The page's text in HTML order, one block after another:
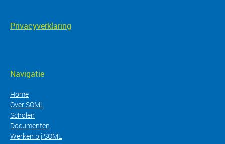
Privacyverklaring
Navigatie
Home
Over SOML
Scholen
Documenten
Werken bij SOML